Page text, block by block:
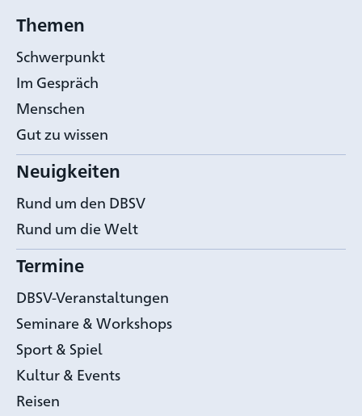
Themen
Schwerpunkt
Im Gespräch
Menschen
Gut zu wissen
Neuigkeiten
Rund um den DBSV
Rund um die Welt
Termine
DBSV-Veranstaltungen
Seminare & Workshops
Sport & Spiel
Kultur & Events
Reisen